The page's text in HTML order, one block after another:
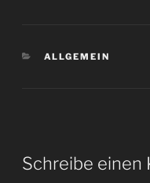
KATEGORIEN
ALLGEMEIN
Schreibe einen